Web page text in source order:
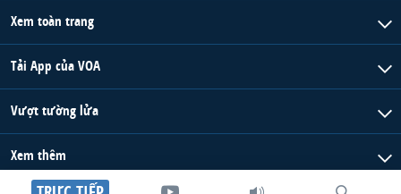
Xem toàn trang
Tải App của VOA
Vượt tường lửa
Xem thêm